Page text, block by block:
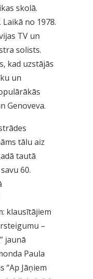
skolā.
no 1978.
TV un
solists.
kad uzstājās
un
Genoveva.
tālu aiz
tautā
60.
klausītājiem
–
jaunā
Paula
“Ap Jāņiem